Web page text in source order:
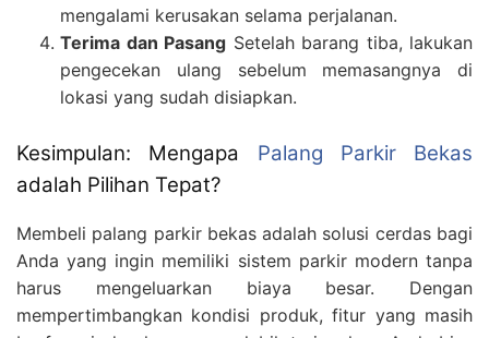
mengalami kerusakan selama perjalanan.
Terima dan Pasang Setelah barang tiba, lakukan
pengecekan ulang sebelum memasangnya di
lokasi yang sudah disiapkan.
Kesimpulan: Mengapa Palang Parkir Bekas
adalah Pilihan Tepat?
Membeli palang parkir bekas adalah solusi cerdas bagi
Anda yang ingin memiliki sistem parkir modern tanpa
harus mengeluarkan biaya besar. Dengan
mempertimbangkan kondisi produk, fitur yang masih